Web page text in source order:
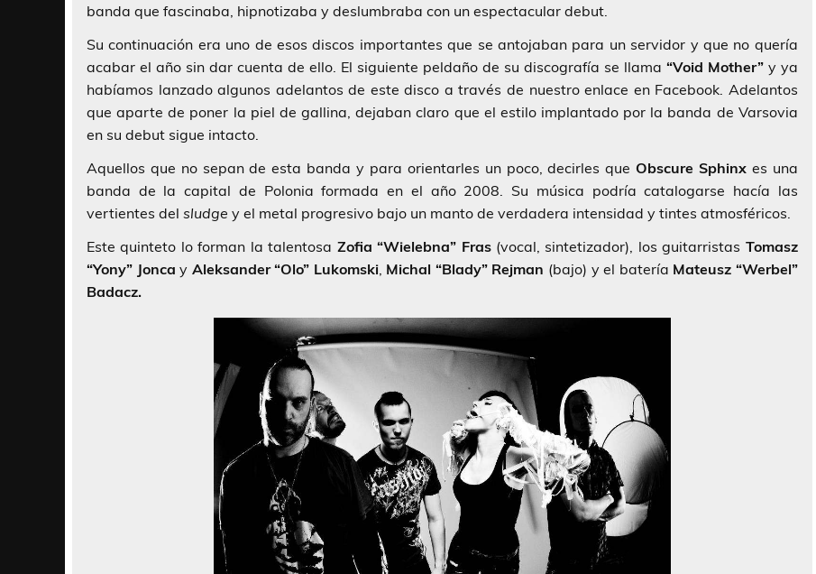
banda que fascinaba, hipnotizaba y deslumbraba con un espectacular debut.
Su continuación era uno de esos discos importantes que se antojaban para un servidor y que no quería
acabar el año sin dar cuenta de ello. El siguiente peldaño de su discografía se llama “Void Mother”y ya
habíamos lanzado algunos adelantos de este disco a través de nuestro enlace en Facebook. Adelantos
que aparte de poner la piel de gallina, dejaban claro que el estilo implantado por la banda de Varsovia
en su debut sigue intacto.
Aquellos que no sepan de esta banda y para orientarles un poco, decirles queObscure Sphinx es una
banda de la capital de Polonia formada en el año 2008. Su música podría catalogarse hacía las
vertientes del sludge y el metal progresivo bajo un manto de verdadera intensidad y tintes atmosféricos.
Este quinteto lo forman la talentosa Zofia “Wielebna” Fras(vocal, sintetizador), los guitarristas Tomasz
“Yony” Jonca y Aleksander “Olo” Lukomski, Michal “Blady” Rejman (bajo) y el batería Mateusz “Werbel”
Badacz.